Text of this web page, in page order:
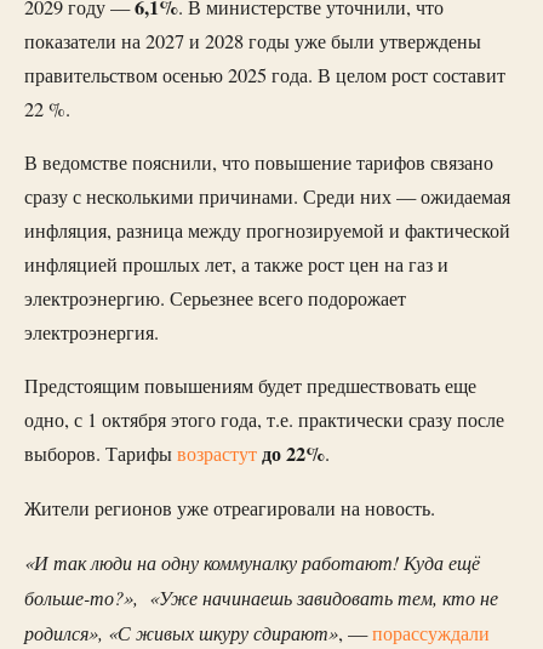
2029 году —6,1%. В министерстве уточнили, что
показатели на 2027 и 2028 годы уже были утверждены
правительством осенью 2025 года. В целом рост составит
22 %.
В ведомстве пояснили, что повышение тарифов связано
сразу с несколькими причинами. Среди них — ожидаемая
инфляция, разница между прогнозируемой и фактической
инфляцией прошлых лет, а также рост цен на газ и
электроэнергию. Серьезнее всего подорожает
электроэнергия.
Предстоящим повышениям будет предшествовать еще
одно, с 1 октября этого года, т.е. практически сразу после
выборов. Тарифывозрастутдо 22%.
Жители регионов уже отреагировали на новость.
«И так люди на одну коммуналку работают! Куда ещё
больше-то?», «Уже начинаешь завидовать тем, кто не
родился», «С живых шкуру сдирают», —порассуждали